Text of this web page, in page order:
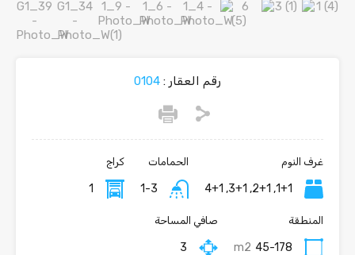
رقم العقار :
غرف النوم
1+1, 2+1, 3+1, 4+1
الحمامات
1-3
كراج
1
المنطقة
45-178
m2
صافي المساحة
3